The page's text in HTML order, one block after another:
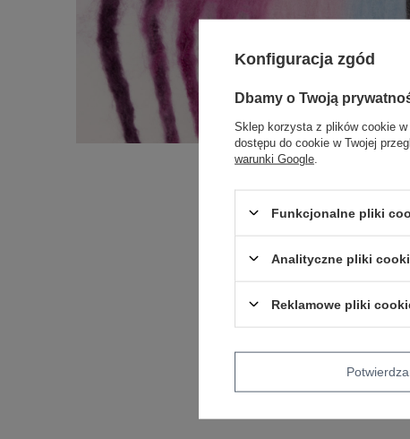
Konfiguracja zgód
Dbamy o Twoją
Sklep korzysta z plików cookie w
dostępu do cookie w Twojej
warunki Google
Funkcjonalne pliki
Analityczne pliki
Reklamowe pliki